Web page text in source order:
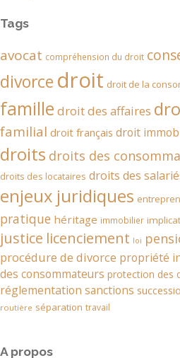
Tags
avocat compréhension du droit
divorce droit droit de la
famille droit des affaires
familial droit français droit
droits droits des
droits des locataires droits des
enjeux juridiques
pratique héritage immobilier
justice licenciement loi
procédure de divorce propriété
des consommateurs protection des
réglementation sanctions
routière séparation travail
A propos